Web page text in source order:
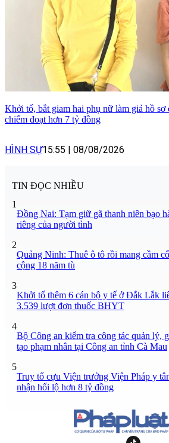
Khởi tố, bắt giam hai phụ nữ làm giả hồ sơ
chiếm đoạt hơn 7 tỷ đồng
HÌNH SỰ15:55 | 08/08/2026
TIN ĐỌC NHIỀU
1
Đồng Nai: Tạm giữ gã thanh niên bạo
riêng của người tình
2
Quảng Ninh: Thuê ô tô rồi mang cầm
cộng 18 năm tù
3
Khởi tố thêm 6 cán bộ y tế ở Đắk Lắk
3.539 lượt đơn thuốc BHYT
4
Bộ Công an kiểm tra công tác quản lý,
tạo phạm nhân tại Công an tỉnh Cà Mau
5
Truy tố cựu Viện trưởng Viện Pháp y
nhận hối lộ hơn 8 tỷ đồng